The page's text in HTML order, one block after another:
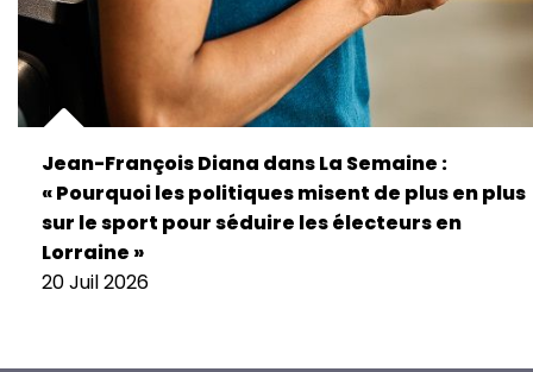
Jean-François Diana dans La Semaine :
« Pourquoi les politiques misent de plus en plus
sur le sport pour séduire les électeurs en
Lorraine »
20 Juil 2026